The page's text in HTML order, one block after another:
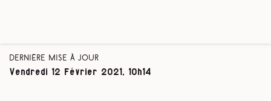
Dernière mise à jour
Vendredi 12 Février 2021, 10h14